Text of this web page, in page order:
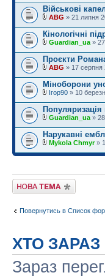
Військові
ABG » 21 липня
Кінологічні
Guardian_ua »
Проєкти
ABG » 17 серпня
Міноборони
Ігор90 » 10
Guardian_ua »
Нарукавні
Mykola Chmyr»
Створити нову тему
Повернутись в Список
ХТО
Зараз